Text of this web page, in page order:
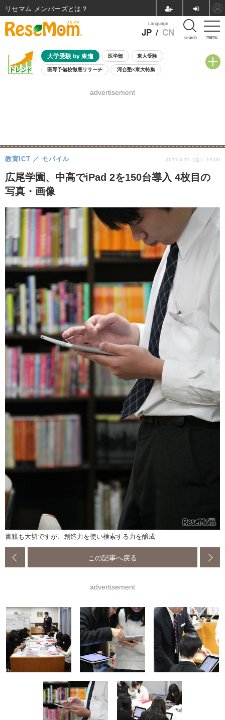
menu
Language
JP / CN search
大学受験 by 東進 医学部 東大受験
医専予備校徹底リサーチ 河合塾×東大特集
8月開催学校説明会・相談会
advertisement
広尾学園、中高でiPad 2を150台導入 4枚目の
写真・画像
教育ICT モバイル 2011.3.11（金） 14:00
書籍も大切ですが、創造力を使い検索する力を醸成
この記事へ戻る
advertisement
リセマム メンバーズ